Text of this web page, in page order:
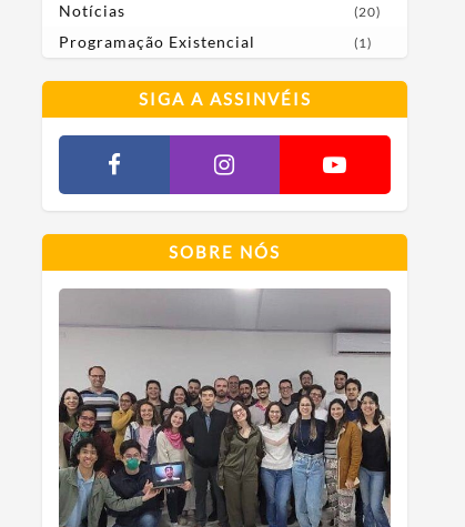
Notícias (20)
Programação Existencial (1)
SIGA A ASSINVÉIS
SOBRE NÓS